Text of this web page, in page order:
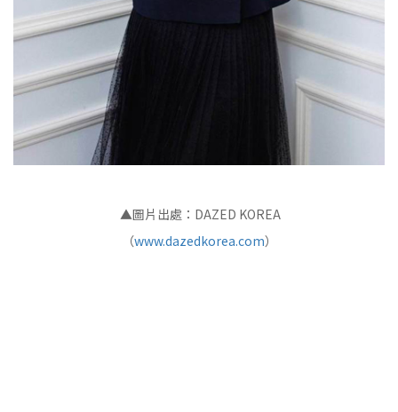
▲圖片出處：DAZED KOREA
（www.dazedkorea.com）